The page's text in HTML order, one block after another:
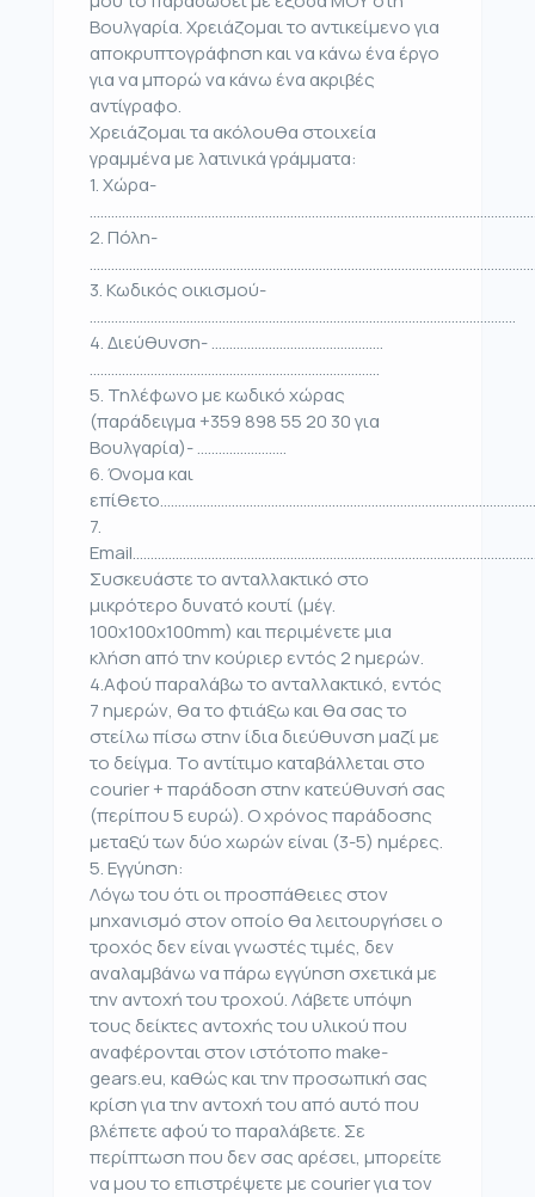
Βουλγαρία. Χρειάζομαι το αντικείμενο για
αποκρυπτογράφηση και να κάνω ένα έργο
για να μπορώ να κάνω ένα ακριβές
αντίγραφο.
Χρειάζομαι τα ακόλουθα στοιχεία
γραμμένα με λατινικά γράμματα:
1. Χώρα-
2. Πόλη-
3. Κωδικός οικισμού-
………………………………………………………………………………………………………..
4. Διεύθυνση- …………………………………………
………………………………………………………………………
5. Τηλέφωνο με κωδικό χώρας
(παράδειγμα +359 898 55 20 30 για
Βουλγαρία)- …………………….
6. Όνομα και
7.
Συσκευάστε το ανταλλακτικό στο
μικρότερο δυνατό κουτί (μέγ.
100x100x100mm) και περιμένετε μια
κλήση από την κούριερ εντός 2 ημερών.
4.Αφού παραλάβω το ανταλλακτικό, εντός
7 ημερών, θα το φτιάξω και θα σας το
στείλω πίσω στην ίδια διεύθυνση μαζί με
το δείγμα. Το αντίτιμο καταβάλλεται στο
courier + παράδοση στην κατεύθυνσή σας
(περίπου 5 ευρώ). Ο χρόνος παράδοσης
μεταξύ των δύο χωρών είναι (3-5) ημέρες.
5. Εγγύηση:
Λόγω του ότι οι προσπάθειες στον
μηχανισμό στον οποίο θα λειτουργήσει ο
τροχός δεν είναι γνωστές τιμές, δεν
αναλαμβάνω να πάρω εγγύηση σχετικά με
την αντοχή του τροχού. Λάβετε υπόψη
τους δείκτες αντοχής του υλικού που
αναφέρονται στον ιστότοπο make-
gears.eu, καθώς και την προσωπική σας
κρίση για την αντοχή του από αυτό που
βλέπετε αφού το παραλάβετε. Σε
περίπτωση που δεν σας αρέσει, μπορείτε
να μου το επιστρέψετε με courier για τον